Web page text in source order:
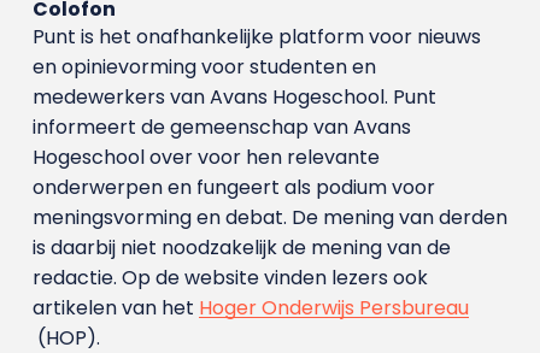
Colofon
Punt is het onafhankelijke platform voor nieuws
en opinievorming voor studenten en
medewerkers van Avans Hoge­school. Punt
informeert de gemeenschap van Avans
Hogeschool over voor hen relevante
onderwerpen en fungeert als podium voor
meningsvorming en debat. De mening van derden
is daarbij niet noodzakelijk de mening van de
redactie. Op de website vinden lezers ook
artikelen van het Hoger Onderwijs Persbureau
(HOP).